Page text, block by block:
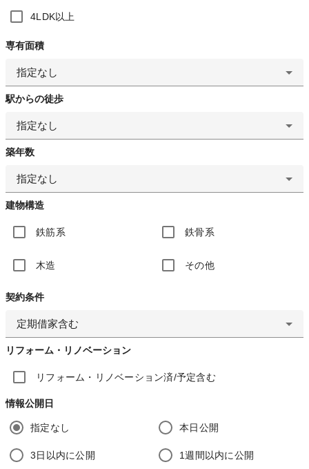
4LDK以上
専有面積
指定なし
駅からの徒歩
指定なし
築年数
指定なし
建物構造
鉄筋系 鉄骨系
木造 その他
契約条件
定期借家含む
リフォーム・リノベーション
リフォーム・リノベーション済/予定含む
情報公開日
指定なし 本日公開
3日以内に公開 1週間以内に公開